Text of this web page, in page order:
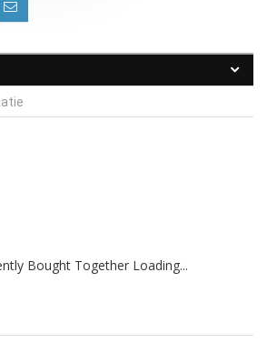
Bought Together Loading...